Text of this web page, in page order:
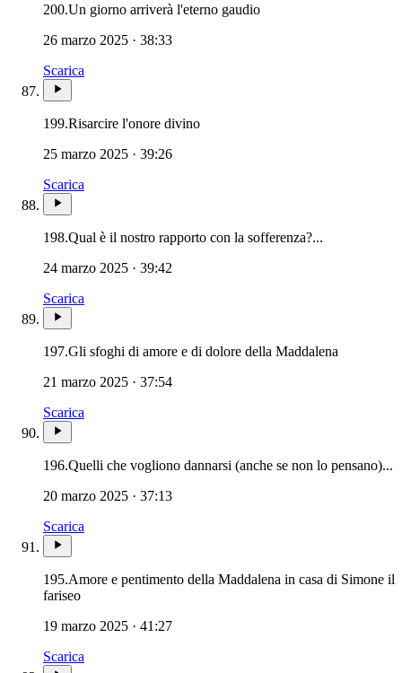
200.Un giorno arriverà l'eterno gaudio
26 marzo 2025 · 38:33
Scarica
199.Risarcire l'onore divino
25 marzo 2025 · 39:26
Scarica
198.Qual è il nostro rapporto con la sofferenza?...
24 marzo 2025 · 39:42
Scarica
197.Gli sfoghi di amore e di dolore della Maddalena
21 marzo 2025 · 37:54
Scarica
196.Quelli che vogliono dannarsi (anche se non lo pensano)...
20 marzo 2025 · 37:13
Scarica
195.Amore e pentimento della Maddalena in casa di Simone il
fariseoMaria Maddalena · Maria di Magdala · Magdala ·
19 marzo 2025 · 41:27
Scarica